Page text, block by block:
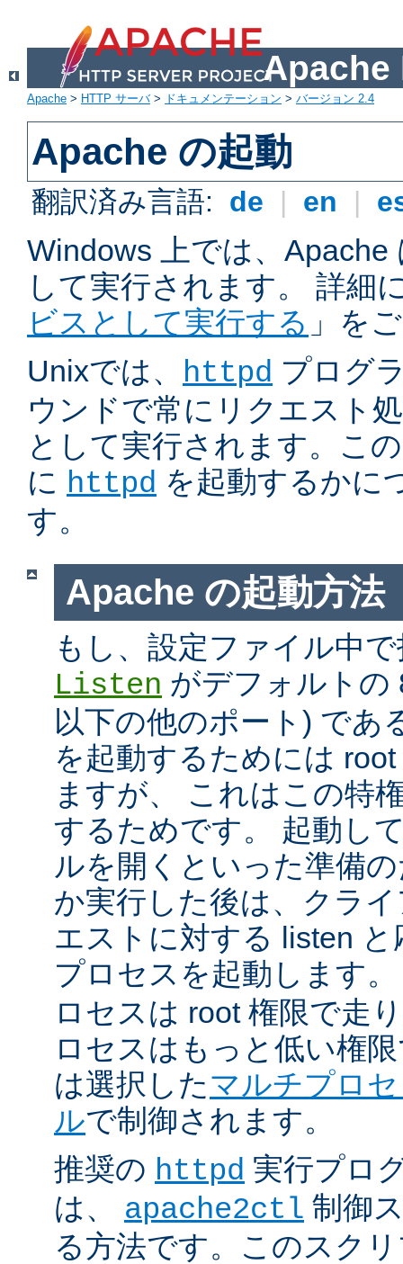
Apache
Apache > HTTP サーバ> ドキュメンテーション > バージョン 2.4
Apache の起動
翻訳済み言語: de | en |
Windows 上では、
して実行されます。 詳細
ビスとして実行する 」を
Unixでは、 httpd プログ
ウンドで常にリクエスト
として実行されます。こ
に httpd を起動するかに
す。
Apache の起動方法
もし、設定ファイル中
Listen がデフォルトの
以下の他のポート) であ
を起動するためには
ますが、 これはこの特
するためです。 起動し
ルを開くといった準備
か実行した後は、クラ
エストに対する listen
プロセスを起動します
ロセスは root 権限で走
ロセスはもっと低い権
は選択したマルチプロ
ルで制御されます。
推奨の httpd 実行プロ
は、 apache2ctl 制御
る方法です。このスク